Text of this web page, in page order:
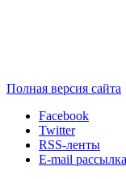
Полная версия сайта
Facebook
Twitter
RSS-ленты
E-mail рассылка